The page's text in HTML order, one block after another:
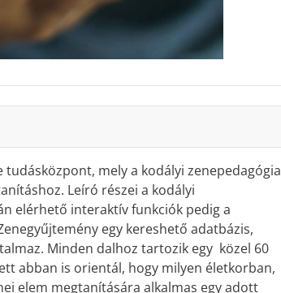
mely a kodályi zenepedagógia
Leíró részei a kodályi
elérhető interaktív funkciók pedig a
egy kereshető adatbázis,
Minden dalhoz tartozik egy közel 60
abban is orientál, hogy milyen életkorban,
elem megtanítására alkalmas egy adott